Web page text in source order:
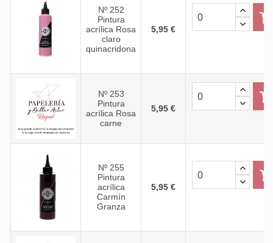
Nº 252
Pintura
acrílica Rosa
claro
quinacridona
5,95 €
Nº 253
Pintura
acrílica Rosa
carne
5,95 €
Nº 255
Pintura
acrílica
Carmín
Granza
5,95 €